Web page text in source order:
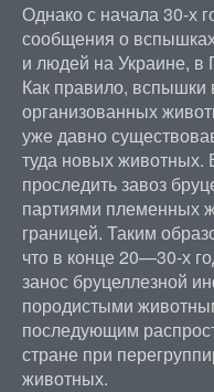
Однако с начала 30-х
сообщения о
и людей на Украине,
Как правило, вспышки
организованных
уже давно
туда новых животных.
проследить завоз
партиями племенных
границей. Таким
что в конце 20—30-х
занос бруцеллезной
породистыми
последующим
стране при
животных.